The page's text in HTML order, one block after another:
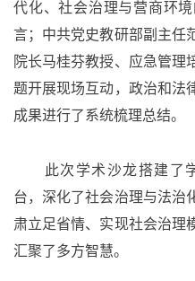
代化、社会治理与营商环
言；中共党史教研部副主任
院长马桂芬教授、应急管理
题开展现场互动，政治和法
成果进行了系统梳理总结。
此次学术沙龙搭建了
台，深化了社会治理与法治
肃立足省情、实现社会治理
汇聚了多方智慧。